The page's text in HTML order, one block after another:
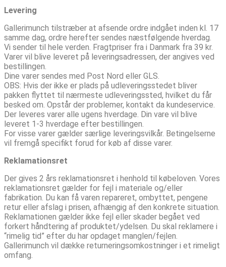
Levering
Gallerimunch tilstræber at afsende ordre indgået inden kl. 17
samme dag, ordre herefter sendes næstfølgende hverdag.
Vi sender til hele verden. Fragtpriser fra i Danmark fra 39 kr.
Varer vil blive leveret på leveringsadressen, der angives ved
bestillingen.
Dine varer sendes med Post Nord eller GLS.
OBS: Hvis der ikke er plads på udleveringsstedet bliver
pakken flyttet til nærmeste udleveringssted, hvilket du får
besked om. Opstår der problemer, kontakt da kundeservice.
Der leveres varer alle ugens hverdage. Din vare vil blive
leveret 1-3 hverdage efter bestillingen.
For visse varer gælder særlige leveringsvilkår. Betingelserne
vil fremgå specifikt forud for køb af disse varer.
Reklamationsret
Der gives 2 års reklamationsret i henhold til købeloven. Vores
reklamationsret gælder for fejl i materiale og/eller
fabrikation. Du kan få varen repareret, ombyttet, pengene
retur eller afslag i prisen, afhængig af den konkrete situation.
Reklamationen gælder ikke fejl eller skader begået ved
forkert håndtering af produktet/ydelsen. Du skal reklamere i
“rimelig tid” efter du har opdaget manglen/fejlen.
Gallerimunch vil dække returneringsomkostninger i et rimeligt
omfang.